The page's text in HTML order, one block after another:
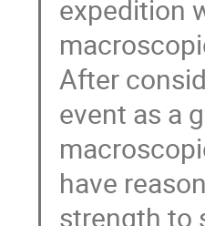
expedition
After
event as a
have
strength to